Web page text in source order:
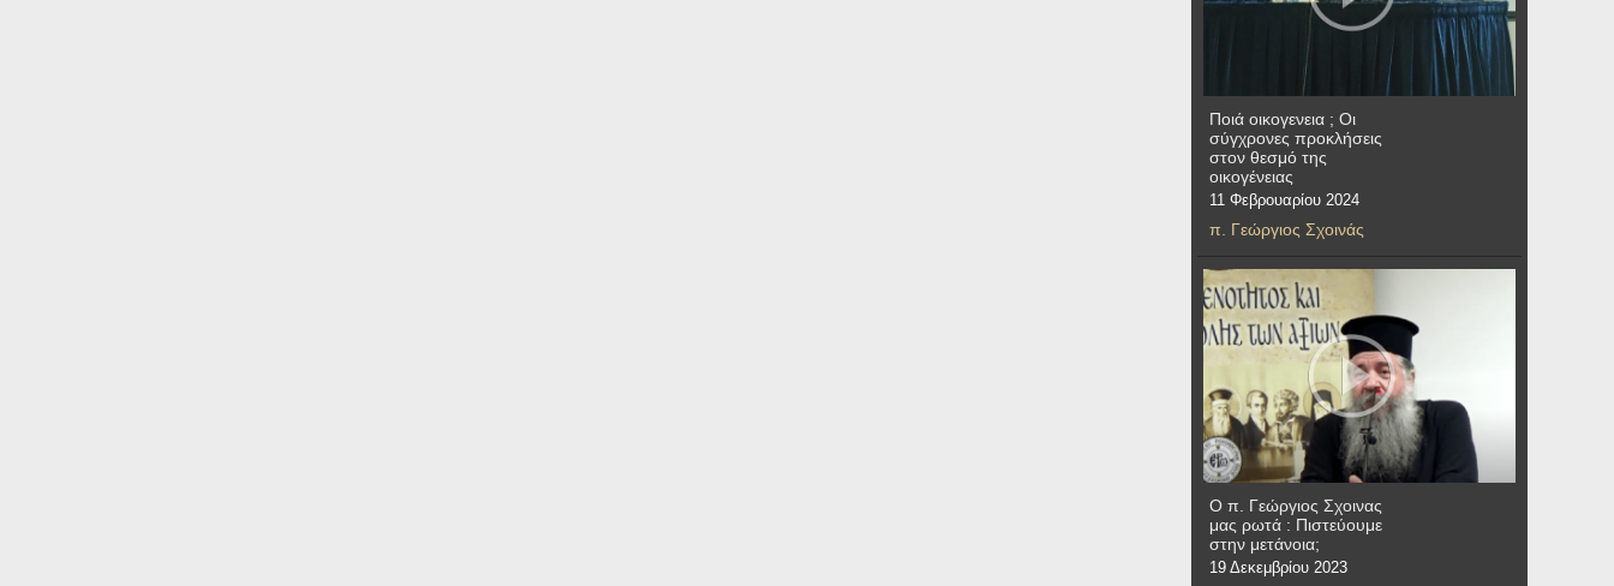
Ποιά οικογενεια ; Οι
σύγχρονες προκλήσεις
στον θεσμό της
οικογένειας
11 Φεβρουαρίου 2024
π. Γεώργιος Σχοινάς
Ο π. Γεώργιος Σχοινας
μας ρωτά : Πιστεύουμε
στην μετάνοια;
19 Δεκεμβρίου 2023